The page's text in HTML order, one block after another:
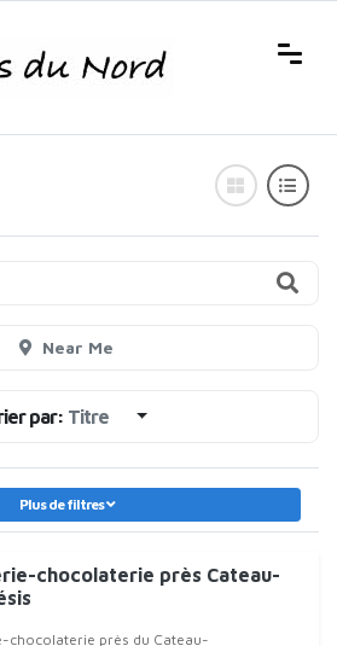
Near Me
par: Titre
Plus de filtres
chocolaterie près Cateau-
chocolaterie près du Cateau-